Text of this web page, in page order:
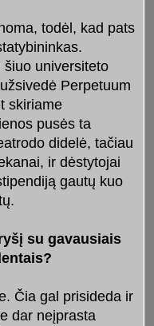
todėl, kad pats
šiuo universiteto
Perpetuum
skiriame
pusės ta
didelė, tačiau
ir dėstytojai
gautų kuo
su gavausiais
Čia gal prisideda ir
dar neįprasta